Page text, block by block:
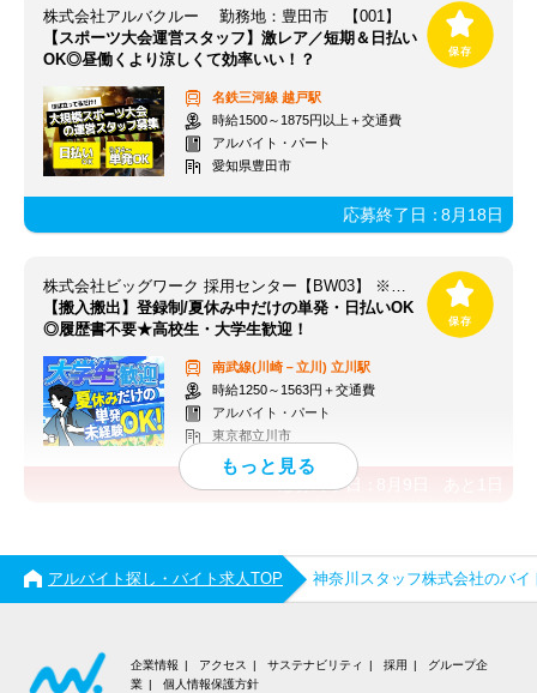
株式会社アルバクルー 勤務地：豊田市 【001】
【スポーツ大会運営スタッフ】激レア／短期＆日払い
OK◎昼働くより涼しくて効率いい！？
名鉄三河線 越戸駅
時給1500～1875円以上＋交通費
アルバイト・パート
愛知県豊田市
応募終了日：8月18日
株式会社ビッグワーク 採用センター【BW03】 ※立川エリア
【搬入搬出】登録制/夏休み中だけの単発・日払いOK
◎履歴書不要★高校生・大学生歓迎！
南武線(川崎－立川) 立川駅
時給1250～1563円＋交通費
アルバイト・パート
東京都立川市
応募終了日：
アルバイト探し・バイト求人TOP 神奈川スタッフ株式会社のバイ
企業情報 アクセス サステナビリティ 採用
グループ企
業
個人情報保護方針